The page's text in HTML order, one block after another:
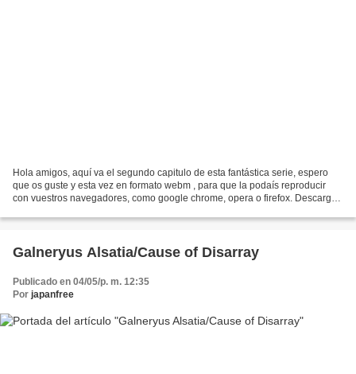
Hola amigos, aquí va el segundo capitulo de esta fantástica serie, espero
que os guste y esta vez en formato webm , para que la podaís reproducir
con vuestros navegadores, como google chrome, opera o firefox. Descarga
Galneryus Alsatia/Cause of Disarray
Publicado en 04/05/p. m. 12:35
Por japanfree